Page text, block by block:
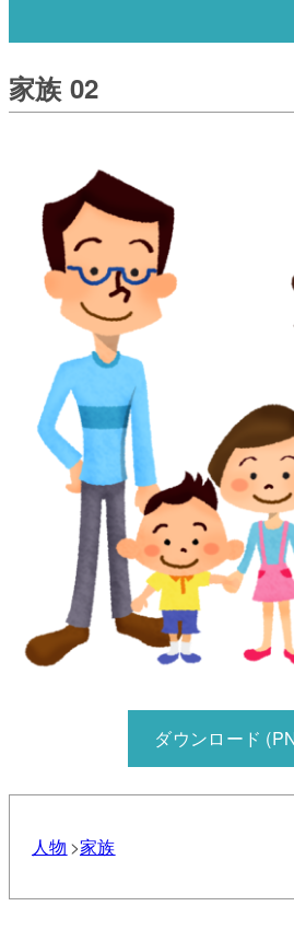
家族 02
ダウンロード
人物 家族